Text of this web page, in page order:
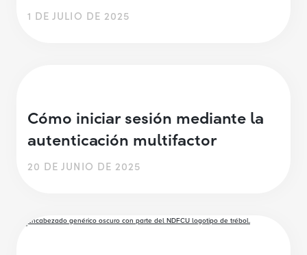
1 DE JULIO DE 2025
Cómo iniciar sesión mediante la
autenticación multifactor
20 DE JUNIO DE 2025